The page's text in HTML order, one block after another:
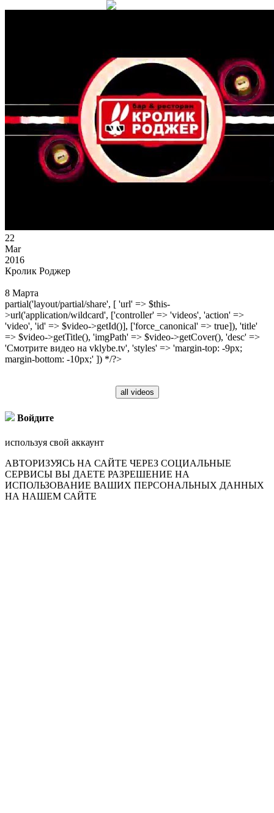
22
Mar
2016
Кролик Роджер
8 Марта
partial('layout/partial/share', [ 'url' => $this-
>url('application/wildcard', ['controller' => 'videos', 'action' =>
'video', 'id' => $video->getId()], ['force_canonical' => true]), 'title'
=> $video->getTitle(), 'imgPath' => $video->getCover(), 'desc' =>
'Смотрите видео на vklybe.tv', 'styles' => 'margin-top: -9px;
margin-bottom: -10px;' ]) */?>
all videos
Войдите
используя свой аккаунт
АВТОРИЗУЯСЬ НА САЙТЕ ЧЕРЕЗ СОЦИАЛЬНЫЕ
СЕРВИСЫ ВЫ ДАЕТЕ РАЗРЕШЕНИЕ НА
ИСПОЛЬЗОВАНИЕ ВАШИХ ПЕРСОНАЛЬНЫХ ДАННЫХ
НА НАШЕМ САЙТЕ